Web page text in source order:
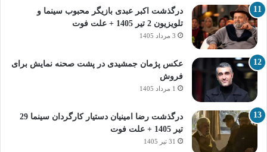
درگذشت اکبر عبدی بازیگر محبوب سینما و
تلویزیون 2 تیر 1405 + علت فوت
3 مرداد 1405
عکس پژمان جمشیدی در پشت صحنه نمایش برای
فروش
1 مرداد 1405
درگذشت رضا امینیان دستیار کارگردان سینما 29
تیر 1405 + علت فوت
31 تیر 1405